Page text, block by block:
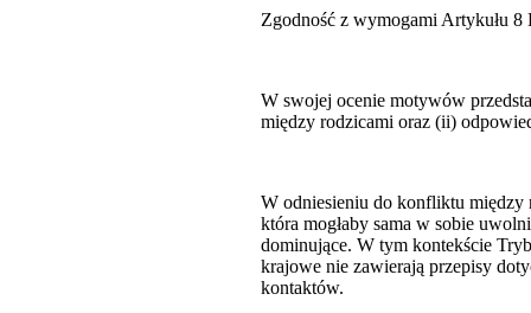
Zgodność z wymogami Artykułu 8
W swojej ocenie motywów
między rodzicami oraz (ii)
W odniesieniu do konfliktu między
która mogłaby sama w sobie
dominujące. W tym kontekście
krajowe nie zawierają przepisy
kontaktów.